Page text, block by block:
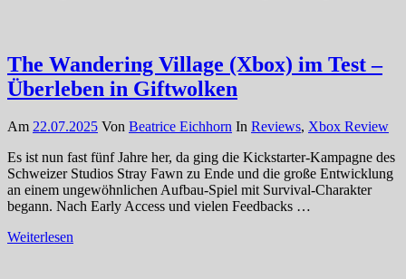
The Wandering Village (Xbox) im Test –
Überleben in Giftwolken
Am 22.07.2025 Von Beatrice Eichhorn In Reviews, Xbox Review
Es ist nun fast fünf Jahre her, da ging die Kickstarter-Kampagne des
Schweizer Studios Stray Fawn zu Ende und die große Entwicklung
an einem ungewöhnlichen Aufbau-Spiel mit Survival-Charakter
begann. Nach Early Access und vielen Feedbacks …
Weiterlesen